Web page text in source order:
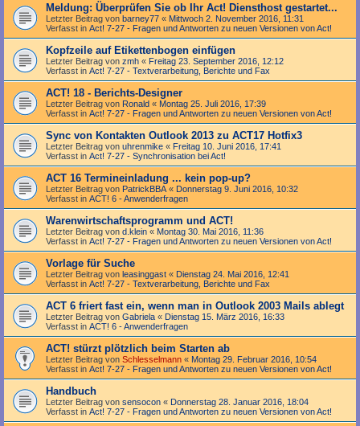
Meldung: Überprüfen Sie ob Ihr Act! Diensthost gestartet...
Letzter Beitrag von barney77 « Mittwoch 2. November 2016, 11:31
Verfasst in Act! 7-27 - Fragen und Antworten zu neuen Versionen von Act!
Kopfzeile auf Etikettenbogen einfügen
Letzter Beitrag von zmh « Freitag 23. September 2016, 12:12
Verfasst in Act! 7-27 - Text­­ver­arbei­tung, Berichte und Fax
ACT! 18 - Berichts-Designer
Letzter Beitrag von Ronald « Montag 25. Juli 2016, 17:39
Verfasst in Act! 7-27 - Fragen und Antworten zu neuen Versionen von Act!
Sync von Kontakten Outlook 2013 zu ACT17 Hotfix3
Letzter Beitrag von uhrenmike « Freitag 10. Juni 2016, 17:41
Verfasst in Act! 7-27 - Synchronisation bei Act!
ACT 16 Termineinladung ... kein pop-up?
Letzter Beitrag von PatrickBBA « Donnerstag 9. Juni 2016, 10:32
Verfasst in ACT! 6 - Anwender­fragen
Warenwirtschaftsprogramm und ACT!
Letzter Beitrag von d.klein « Montag 30. Mai 2016, 11:36
Verfasst in Act! 7-27 - Fragen und Antworten zu neuen Versionen von Act!
Vorlage für Suche
Letzter Beitrag von leasinggast « Dienstag 24. Mai 2016, 12:41
Verfasst in Act! 7-27 - Text­­ver­arbei­tung, Berichte und Fax
ACT 6 friert fast ein, wenn man in Outlook 2003 Mails ablegt
Letzter Beitrag von Gabriela « Dienstag 15. März 2016, 16:33
Verfasst in ACT! 6 - Anwender­fragen
ACT! stürzt plötzlich beim Starten ab
Letzter Beitrag von Schlesselmann « Montag 29. Februar 2016, 10:54
Verfasst in Act! 7-27 - Fragen und Antworten zu neuen Versionen von Act!
Handbuch
Letzter Beitrag von sensocon « Donnerstag 28. Januar 2016, 18:04
Verfasst in Act! 7-27 - Fragen und Antworten zu neuen Versionen von Act!